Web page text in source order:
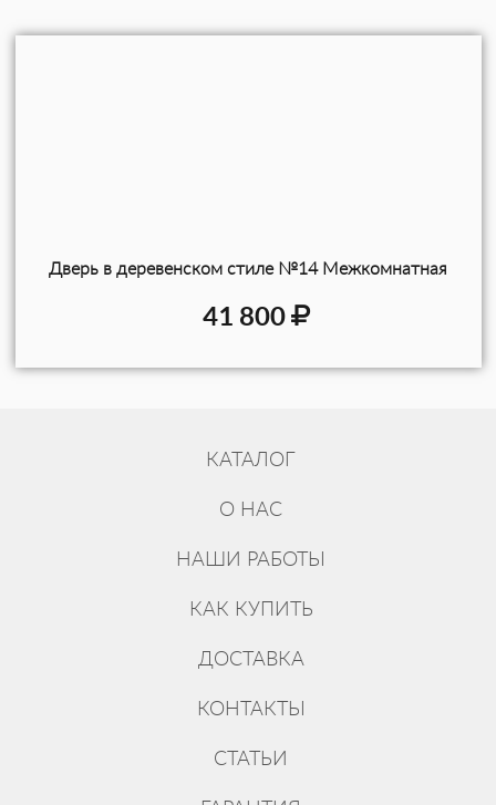
Дверь в деревенском стиле №14 Межкомнатная
41 800
КАТАЛОГ
О НАС
НАШИ РАБОТЫ
КАК КУПИТЬ
ДОСТАВКА
КОНТАКТЫ
СТАТЬИ